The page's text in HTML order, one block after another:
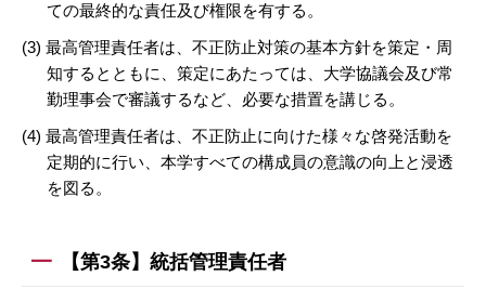
ての最終的な責任及び権限を有する。
(3) 最高管理責任者は、不正防止対策の基本方針を策定・周
知するとともに、策定にあたっては、大学協議会及び常
勤理事会で審議するなど、必要な措置を講じる。
(4) 最高管理責任者は、不正防止に向けた様々な啓発活動を
定期的に行い、本学すべての構成員の意識の向上と浸透
を図る。
【第3条】統括管理責任者